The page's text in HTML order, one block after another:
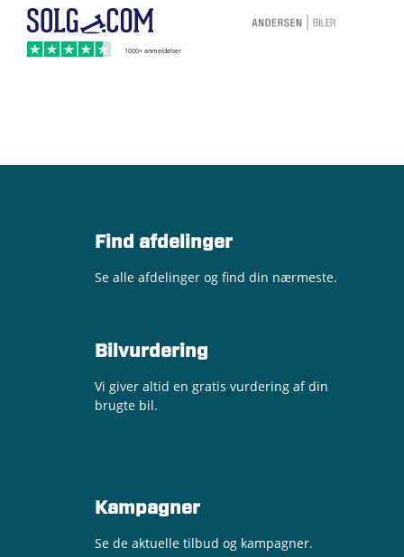
Find afdelinger
Se alle afdelinger og find din nærmeste.
Bilvurdering
Vi giver altid en gratis vurdering af din
brugte bil.
Kampagner
Se de aktuelle tilbud og kampagner.